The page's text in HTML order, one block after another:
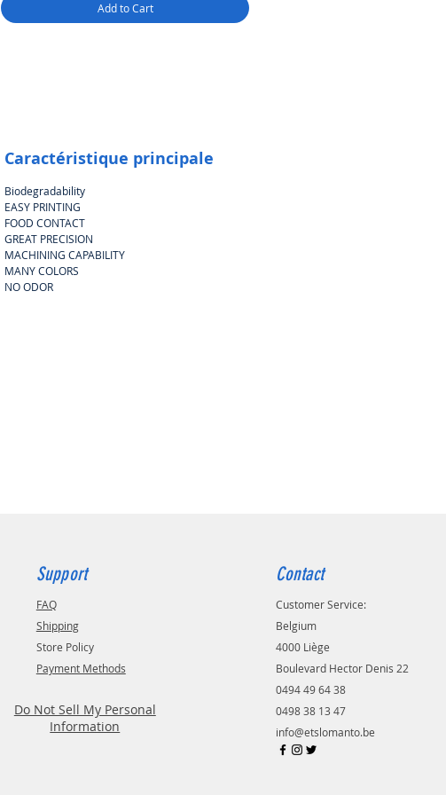
produits entrant en contact avec des
Add to Cart
Caractéristique principale
Biodegradability
EASY PRINTING
FOOD CONTACT
GREAT PRECISION
MACHINING CAPABILITY
MANY COLORS
NO ODOR
Support
FAQ
Shipping
Store Policy
Payment Methods
Do Not Sell My Personal
Information
Contact
Customer Service:
Belgium
4000 Liège
Boulevard Hector Denis 22
0494 49 64 38
0498 38 13 47
info@etslomanto.be